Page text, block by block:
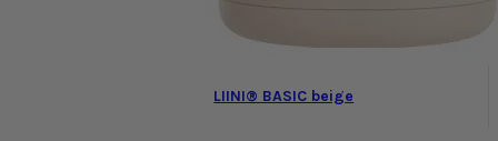
LIINI® BASIC beige